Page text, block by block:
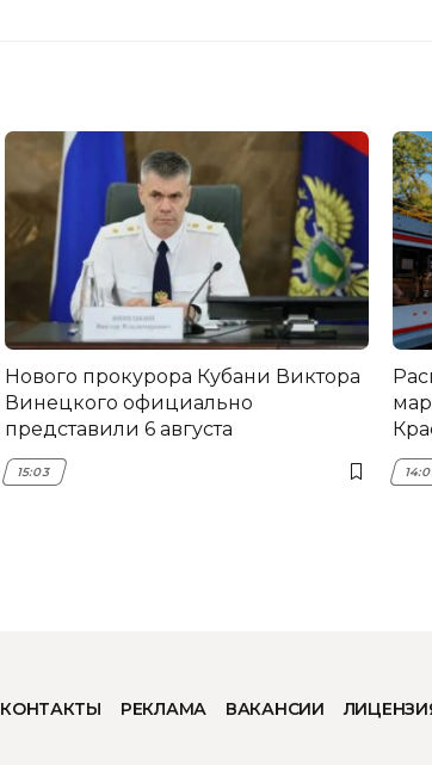
Нового прокурора Кубани Виктора
Винецкого официально
представили 6 августа
15:03
КОНТАКТЫ РЕКЛАМА ВАКАНСИИ